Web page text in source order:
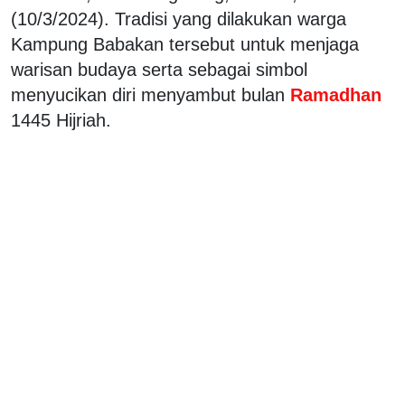
(10/3/2024). Tradisi yang dilakukan warga
Kampung Babakan tersebut untuk menjaga
warisan budaya serta sebagai simbol
menyucikan diri menyambut bulan Ramadhan
1445 Hijriah.